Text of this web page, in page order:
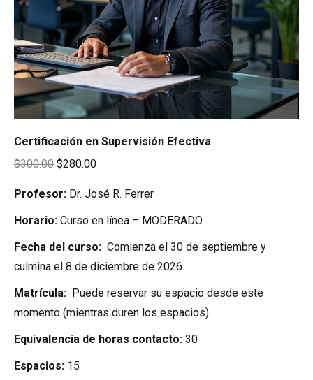
Certificación en Supervisión Efectiva
$300.00 Original
was:
$300.00.
$280.00Current
is:
$280.00.
Profesor: Dr. José R. Ferrer
Horario: Curso en línea – MODERADO
Fecha del curso: Comienza el 30 de septiembre y
culmina el 8 de diciembre de 2026.
Matrícula: Puede reservar su espacio desde este
momento (mientras duren los espacios).
Equivalencia de horas contacto: 30
Espacios: 15